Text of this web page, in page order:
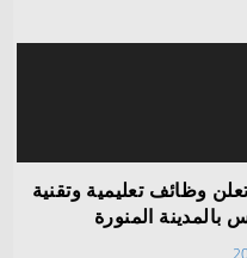
وظائف تعليمية وتقنية
بالمدينة المنورة